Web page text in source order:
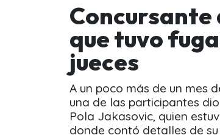
Concursante
que tuvo
jueces
A un poco más de un mes
una de las participantes
Pola Jakasovic, quien
donde contó detalles de